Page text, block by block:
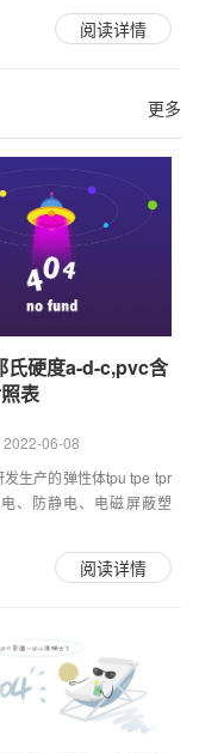
阅读详情
更多
氏硬度a-d-c,pvc含
表
2022-06-08
发生产的弹性体tpu tpe tpr
、防静电、电磁屏蔽塑
阅读详情